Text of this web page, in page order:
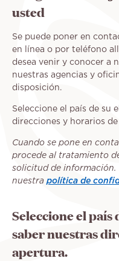
usted
Se puede poner en
en línea o por teléfono
desea venir y conocer a
nuestras agencias y
disposición.
Seleccione el país de su
direcciones y horarios
Cuando se pone en
procede al tratamiento
solicitud de información.
nuestra política de
Seleccione el país
saber nuestras
apertura.